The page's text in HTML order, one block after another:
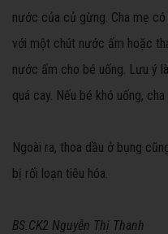
nước của củ gừng. Cha mẹ
với một chút nước ấm hoặc
nước ấm cho bé uống. Lưu ý
quá cay. Nếu bé khó uống,
Ngoài ra, thoa dầu ở bụng
bị rối loạn tiêu hóa.
BS.CK2 Nguyễn Thị Thanh